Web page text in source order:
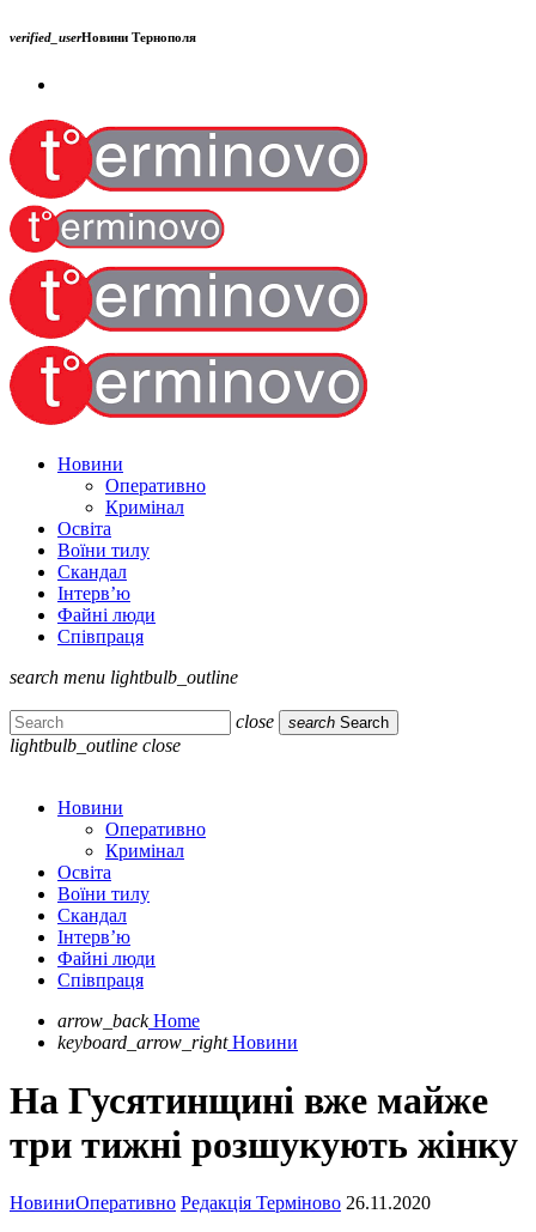
verified_userНовини Тернополя
Новини
Оперативно
Кримінал
Освіта
Воїни тилу
Скандал
Інтерв’ю
Файні люди
Співпраця
search menu lightbulb_outline
close search Search
lightbulb_outline close
Новини
Оперативно
Кримінал
Освіта
Воїни тилу
Скандал
Інтерв’ю
Файні люди
Співпраця
arrow_back Home
keyboard_arrow_right Новини
На Гусятинщині вже майже
три тижні розшукують жінку
НовиниОперативно Редакція Терміново 26.11.2020